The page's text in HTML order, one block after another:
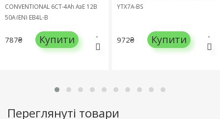
CONVENTIONAL 6СТ-4Ah АзЕ 12В
50А (EN) EB4L-B
787₴ Купити
YTX7A-BS
972₴ Купити
Переглянуті товари